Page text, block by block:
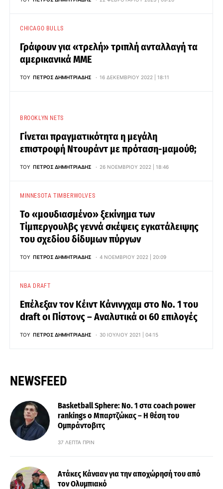
CHICAGO BULLS
Γράφουν για «τρελή» τριπλή ανταλλαγή τα
αμερικανικά ΜΜΕ
ΤΟΥ ΠΈΤΡΟΣ ΔΗΜΗΤΡΙΆΔΗΣ 16 ΔΕΚΕΜΒΡΊΟΥ 2022 | 18:11
BROOKLYN NETS
Γίνεται πραγματικότητα η μεγάλη
επιστροφή Ντουράντ με πρόταση-μαμούθ;
ΤΟΥ ΠΈΤΡΟΣ ΔΗΜΗΤΡΙΆΔΗΣ 26 ΝΟΕΜΒΡΊΟΥ 2022 | 18:46
MINNESOTA TIMBERWOLVES
Το «μουδιασμένο» ξεκίνημα των
Τίμπεργουλβς γεννά σκέψεις εγκατάλειψης
του σχεδίου δίδυμων πύργων
ΤΟΥ ΠΈΤΡΟΣ ΔΗΜΗΤΡΙΆΔΗΣ 4 ΝΟΕΜΒΡΊΟΥ 2022 | 20:09
NBA DRAFT
Επέλεξαν τον Κέιντ Κάνινγχαμ στο Νο. 1 του
draft οι Πίστονς – Αναλυτικά οι 60 επιλογές
ΤΟΥ ΠΈΤΡΟΣ ΔΗΜΗΤΡΙΆΔΗΣ 30 ΙΟΥΛΊΟΥ 2021 | 04:15
NEWSFEED
Basketball Sphere: No. 1 στα coach power
rankings ο Μπαρτζώκας – Η θέση του
Ομπράντοβιτς
37 ΛΕΠΤΆ ΠΡΙΝ
Ατάκες Κάνααν για την αποχώρησή του από
τον Ολυμπιακό